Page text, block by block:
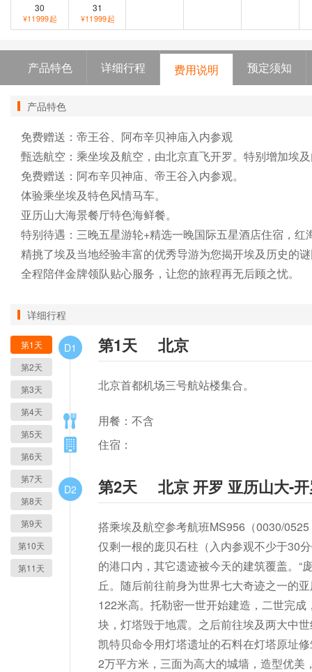
30
¥11999起
31
¥11999起
产品特色 详细行程 费用说明 预定须知
产品特色
免费赠送：帝王谷、阿布辛贝神庙入内参观
甄选航空：乘坐埃及航空，由北京直飞开罗。特别增加埃
免费赠送：阿布辛贝神庙、帝王谷入内参观。
体验乘坐埃及特色风情马车。
亚历山大海景餐厅特色海鲜餐。
特别待遇：三晚五星游轮+精选一晚国际五星酒店住宿，红
精挑了埃及当地经验丰富的优秀导游为您揭开埃及历史的
全程陪伴金牌领队贴心服务，让您的旅程再无后顾之忧。
详细行程
第1天
第2天
第3天
第4天
第5天
第6天
第7天
第8天
第9天
第10天
第11天
D1 第1天 北京
北京首都机场三号航站楼集合。
用餐：不含
住宿：
D2 第2天 北京 开罗 亚历山大-
搭乘埃及航空参考航班MS956（0030/
仅剩一根的庞贝石柱（入内参观不少于30
的港口内，其它遗迹被今天的建筑覆盖。“
丘。随后前往前身为世界七大奇迹之一的
122米高。托勒密一世开始建造，二世完
块，灯塔毁于地震。之后前往埃及两大中
凯特贝命令用灯塔遗址的石料在灯塔原址
2万平方米，三面为高大的城墙，造型优